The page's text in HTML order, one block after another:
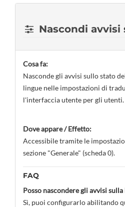
Nascondi
Cosa fa:
Nasconde gli avvisi sullo stato
lingue nelle impostazioni di
l'interfaccia utente per gli utenti.
Dove appare / Effetto:
Accessibile tramite le
sezione "Generale" (scheda 0).
FAQ
Posso nascondere gli avvisi
Sì, puoi configurarlo abilitando